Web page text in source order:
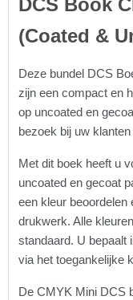
DCS Book
(Coated &
Deze bundel DCS
zijn een compact en
op uncoated en
bezoek bij uw
Met dit boek heeft u
uncoated en gecoat
een kleur
drukwerk. Alle
standaard. U bepaalt
via het toegankelijke
De CMYK Mini DCS